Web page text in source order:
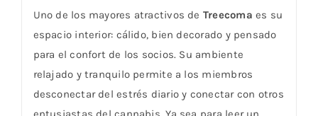
Uno de los mayores atractivos de Treecoma es su
espacio interior: cálido, bien decorado y pensado
para el confort de los socios. Su ambiente
relajado y tranquilo permite a los miembros
desconectar del estrés diario y conectar con otros